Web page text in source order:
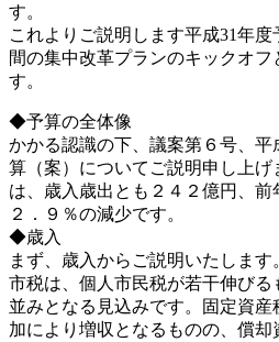
す。
これよりご説明します平成31年
間の集中改革プランのキックオ
す。
◆予算の全体像
かかる認識の下、議案第６号、
算（案）についてご説明申し上
は、歳入歳出とも２４２億円、前
２．９％の減少です。
◆歳入
まず、歳入からご説明いたします
市税は、個人市民税が若干伸び
並みとなる見込みです。固定資
加により増収となるものの、償